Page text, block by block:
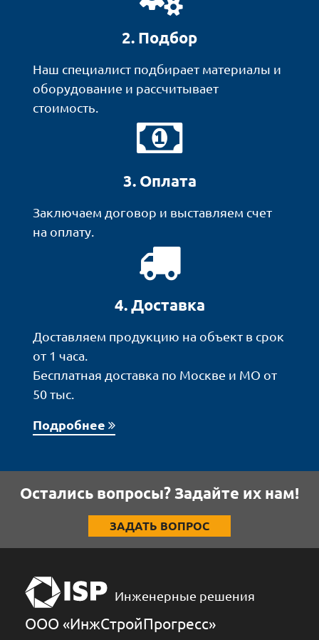
2. Подбор
Наш специалист подбирает материалы и
оборудование и рассчитывает
стоимость.
3. Оплата
Заключаем договор и выставляем счет
на оплату.
4. Доставка
Доставляем продукцию на объект в срок
от 1 часа.
Бесплатная доставка по Москве и МО от
50 тыс.
Подробнее
Остались вопросы? Задайте их нам!
ЗАДАТЬ ВОПРОС
Инженерные решения
ООО «ИнжCтройПрогресс»